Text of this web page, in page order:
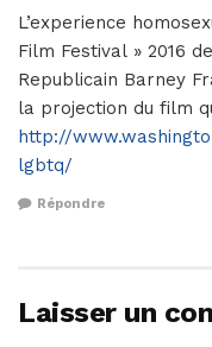
L’experience
Film Festival » 2016
Republicain Barney
la projection du film
http://
lgbtq/
Répondre
Laisser un